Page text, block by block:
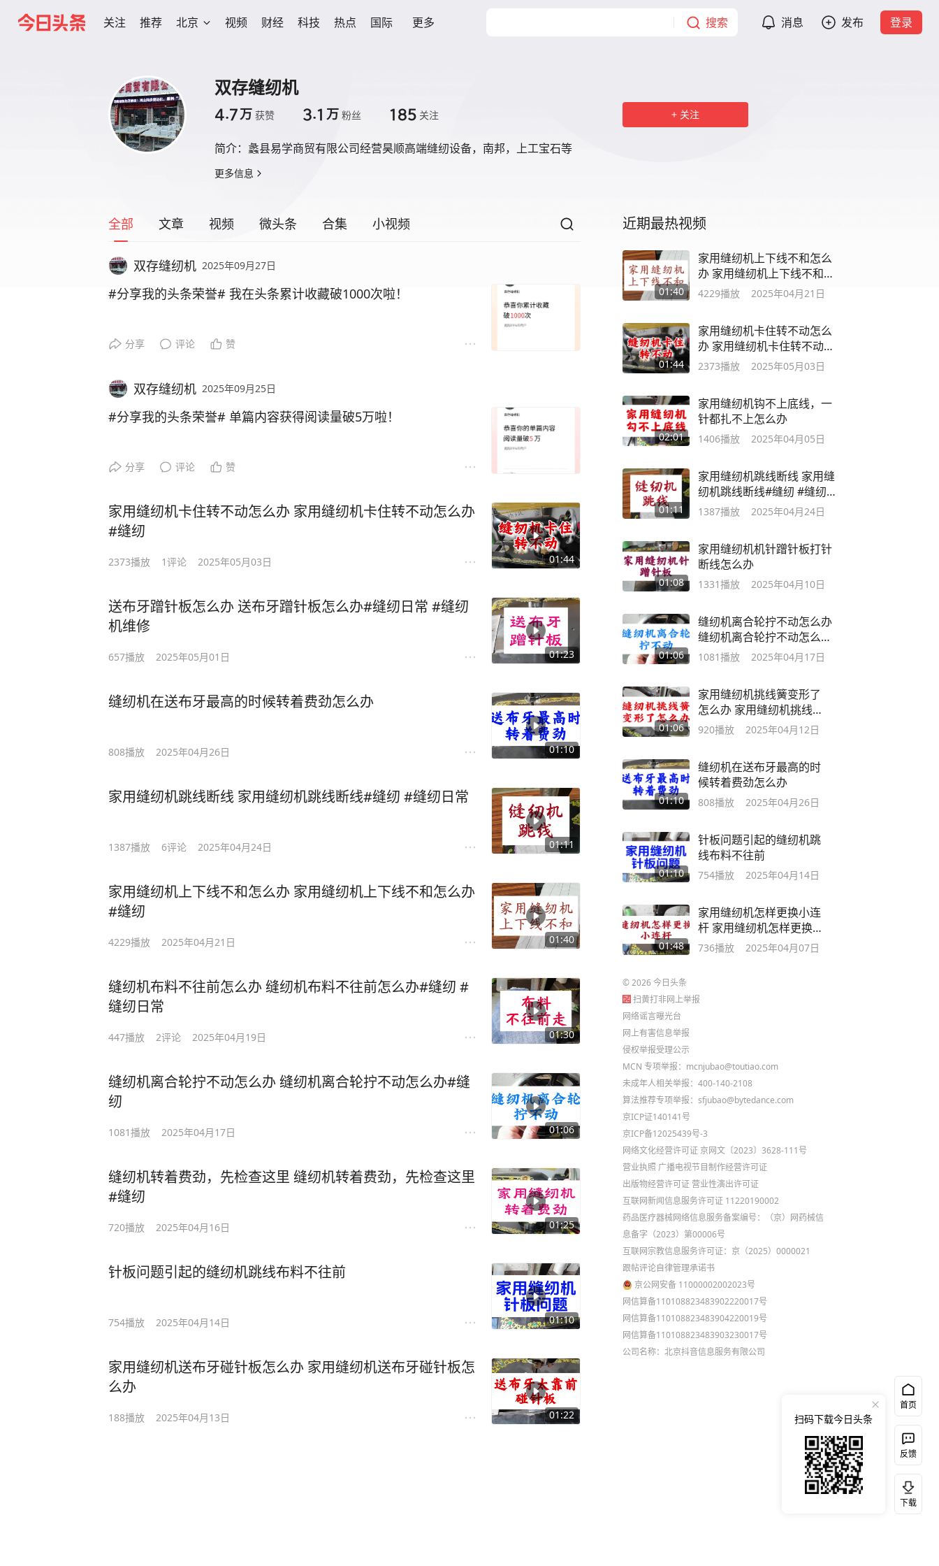
关注 推荐 北京 视频 财经 科技 热点 国际 更多 搜索 消息 发布 登录
双存缝纫机
4.7万 获赞 3.1 万 粉丝 185 关注
简介： 蠡县易学商贸有限公司经营昊顺高端缝纫设备，南邦，上工宝石等
更多信息
关注
全部 文章 视频 微头条 合集 小视频
双存缝纫机 2025年09月27日
#分享我的头条荣誉# 我在头条累计收藏破1000次啦！
分享 评论 赞
双存缝纫机 2025年09月25日
#分享我的头条荣誉# 单篇内容获得阅读量破5万啦！
分享 评论 赞
01:44
家用缝纫机卡住转不动怎么办 家用缝纫机卡住转不动怎么办
#缝纫
2373播放 1评论 2025年05月03日
01:23
送布牙蹭针板怎么办 送布牙蹭针板怎么办#缝纫日常 #缝纫
机维修
657播放 2025年05月01日
01:10
缝纫机在送布牙最高的时候转着费劲怎么办
808播放 2025年04月26日
01:11
家用缝纫机跳线断线 家用缝纫机跳线断线#缝纫 #缝纫日常
1387播放 6评论 2025年04月24日
01:40
家用缝纫机上下线不和怎么办 家用缝纫机上下线不和怎么办
#缝纫
4229播放 2025年04月21日
01:30
缝纫机布料不往前怎么办 缝纫机布料不往前怎么办#缝纫 #
缝纫日常
447播放 2评论 2025年04月19日
01:06
缝纫机离合轮拧不动怎么办 缝纫机离合轮拧不动怎么办#缝
纫
1081播放 2025年04月17日
01:25
缝纫机转着费劲，先检查这里 缝纫机转着费劲，先检查这里
#缝纫
720播放 2025年04月16日
01:10
针板问题引起的缝纫机跳线布料不往前
754播放 2025年04月14日
01:22
家用缝纫机送布牙碰针板怎么办 家用缝纫机送布牙碰针板怎
么办
188播放 2025年04月13日
近期最热视频
01:40
家用缝纫机上下线不和怎么
办 家用缝纫机上下线不和怎
么办#缝纫
4229播放 2025年04月21日
01:44
家用缝纫机卡住转不动怎么
办 家用缝纫机卡住转不动怎
么办#缝纫
2373播放 2025年05月03日
02:01
家用缝纫机钩不上底线，一
针都扎不上怎么办
1406播放 2025年04月05日
01:11
家用缝纫机跳线断线 家用缝
纫机跳线断线#缝纫 #缝纫
日常
1387播放 2025年04月24日
01:08
家用缝纫机机针蹭针板打针
断线怎么办
1331播放 2025年04月10日
01:06
缝纫机离合轮拧不动怎么办
缝纫机离合轮拧不动怎么办
#缝纫
1081播放 2025年04月17日
01:06
家用缝纫机挑线簧变形了
怎么办 家用缝纫机挑线簧
变形了怎么办
920播放 2025年04月12日
01:10
缝纫机在送布牙最高的时
候转着费劲怎么办
808播放 2025年04月26日
01:10
针板问题引起的缝纫机跳
线布料不往前
754播放 2025年04月14日
01:48
家用缝纫机怎样更换小连
杆 家用缝纫机怎样更换小
连杆#缝纫日常
736播放 2025年04月07日
©2026今日头条
扫黄打非网上举报
网络谣言曝光台
网上有害信息举报
侵权举报受理公示
MCN 专项举报：mcnjubao@toutiao.com
未成年人相关举报：400-140-2108
算法推荐专项举报：sfjubao@bytedance.com
京ICP证140141号
京ICP备12025439号-3
网络文化经营许可证 京网文〔2023〕3628-111号
营业执照 广播电视节目制作经营许可证
出版物经营许可证 营业性演出许可证
互联网新闻信息服务许可证 11220190002
药品医疗器械网络信息服务备案编号：（京）网药械信
息备字（2023）第00006号
互联网宗教信息服务许可证：京（2025）0000021
跟帖评论自律管理承诺书
京公网安备 11000002002023号
网信算备110108823483902220017号
网信算备110108823483904220019号
网信算备110108823483903230017号
公司名称：北京抖音信息服务有限公司
首页
反馈
下载
扫码下载今日头条